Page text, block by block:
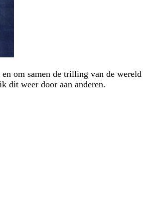
om samen de trilling van de wereld
dit weer door aan anderen.